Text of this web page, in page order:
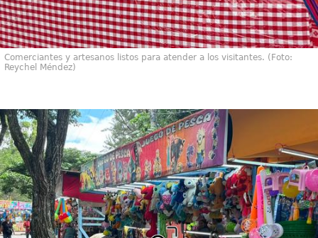
Comerciantes y artesanos listos para atender a los visitantes. (Foto:
Reychel Méndez)